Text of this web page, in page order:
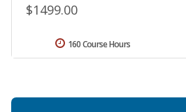
$1499.00
160 Course Hours